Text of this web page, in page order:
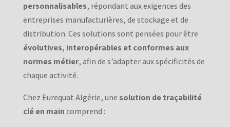
personnalisables, répondant aux exigences des
entreprises manufacturières, de stockage et de
distribution. Ces solutions sont pensées pour être
évolutives, interopérables et conformes aux
normes métier, afin de s’adapter aux spécificités de
chaque activité.
Chez Eurequat Algérie, une solution de traçabilité
clé en maincomprend :